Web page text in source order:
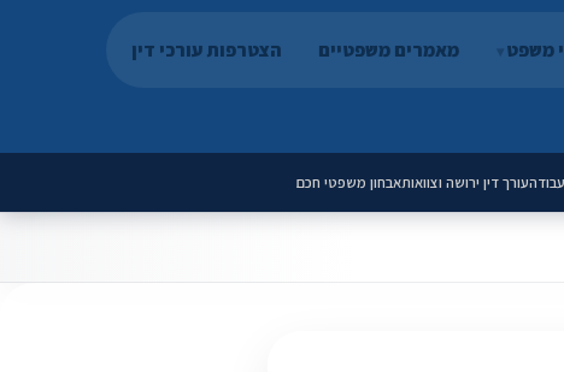
משפט מאמרים משפטיים הצטרפות עורכי דין
עורך דין ירושה וצוואותאבחון משפטי חכם